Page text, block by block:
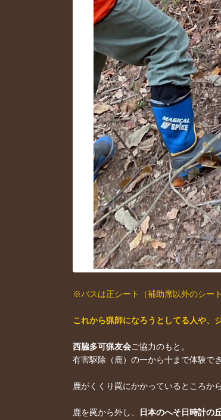
※バスは正シート（補助席以外のシー
これから猟師になろうとしてる人や、
西脇多可猟友会ご協力のもと。
有害駆除（鹿）の一から十まで体験で
鹿がくくり罠にかかっているところか
鹿を罠から外し、 日本のへそ日時計の